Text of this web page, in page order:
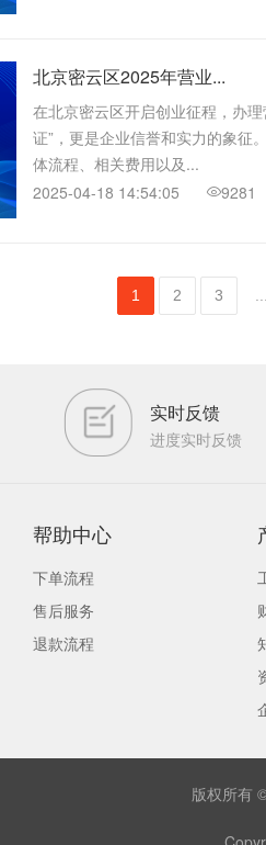
北京密云区2025年营业...
在北京密云区开启创业征程，办
证”，更是企业信誉和实力的象征
体流程、相关费用以及...
2025-04-18 14:54:05
9281
1 2 3
实时反馈
进度实时反馈
帮助中心
下单流程
售后服务
退款流程
版权所有